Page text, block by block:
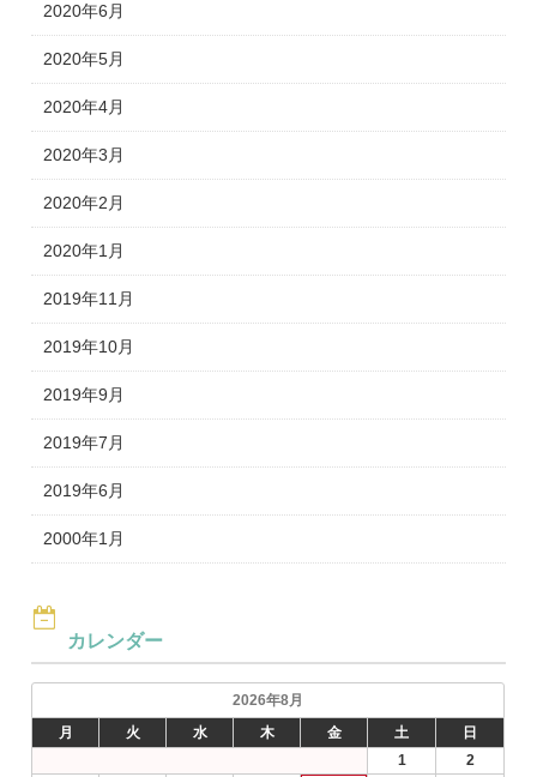
2020年6月
2020年5月
2020年4月
2020年3月
2020年2月
2020年1月
2019年11月
2019年10月
2019年9月
2019年7月
2019年6月
2000年1月
カレンダー
2026年8月
月
火 水 木 金 土 日
1
2